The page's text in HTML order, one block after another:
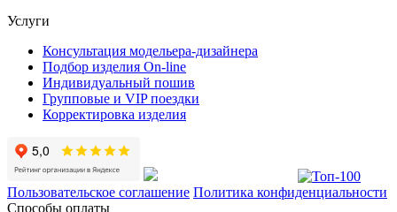
Услуги
Консультация модельера-дизайнера
Подбор изделия On-line
Индивидуальный пошив
Групповые и VIP поездки
Корректировка изделия
Пользовательское соглашение Политика конфиденциальности
Способы оплаты